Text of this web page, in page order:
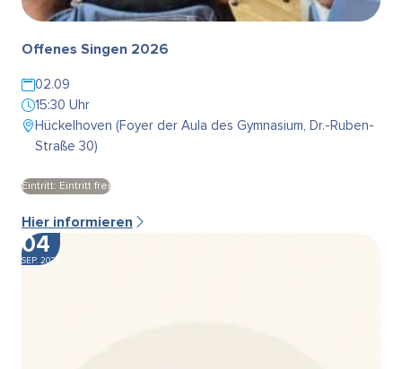
Offenes Singen 2026
02.09
15:30 Uhr
Hückelhoven (Foyer der Aula des Gymnasium, Dr.-Ruben-
Straße 30)
Eintritt: Eintritt frei
Hier informieren
04
SEP. 2026